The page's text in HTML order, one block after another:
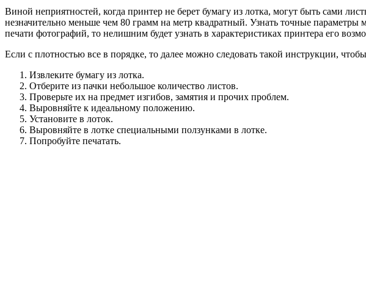
Виной неприятностей, когда принтер не берет бумагу из лотка, могут быть сами
незначительно меньше чем 80 грамм на метр квадратный. Узнать точные
печати фотографий, то нелишним будет узнать в характеристиках принтера его
Если с плотностью все в порядке, то далее можно следовать такой инструкции,
Извлеките бумагу из лотка.
Отберите из пачки небольшое количество листов.
Проверьте их на предмет изгибов, замятия и прочих проблем.
Выровняйте к идеальному положению.
Установите в лоток.
Выровняйте в лотке специальными ползунками в лотке.
Попробуйте печатать.